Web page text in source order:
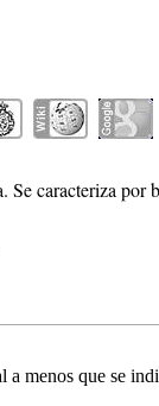
caracteriza por
a menos que se